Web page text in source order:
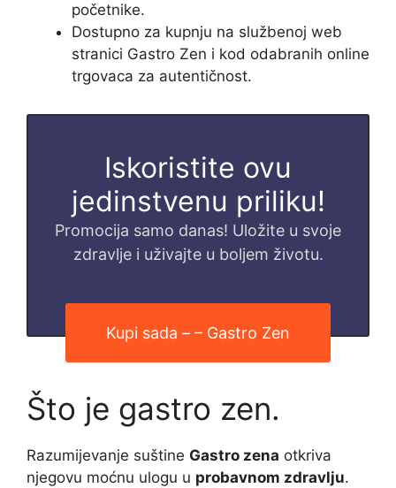
početnike.
Dostupno za kupnju na službenoj web
stranici Gastro Zen i kod odabranih online
trgovaca za autentičnost.
Iskoristite ovu
jedinstvenu priliku!
Promocija samo danas! Uložite u svoje
zdravlje i uživajte u boljem životu.
Kupi sada – – Gastro Zen
Što je gastro zen.
Razumijevanje suštine Gastro zena otkriva
njegovu moćnu ulogu u probavnom zdravlju.